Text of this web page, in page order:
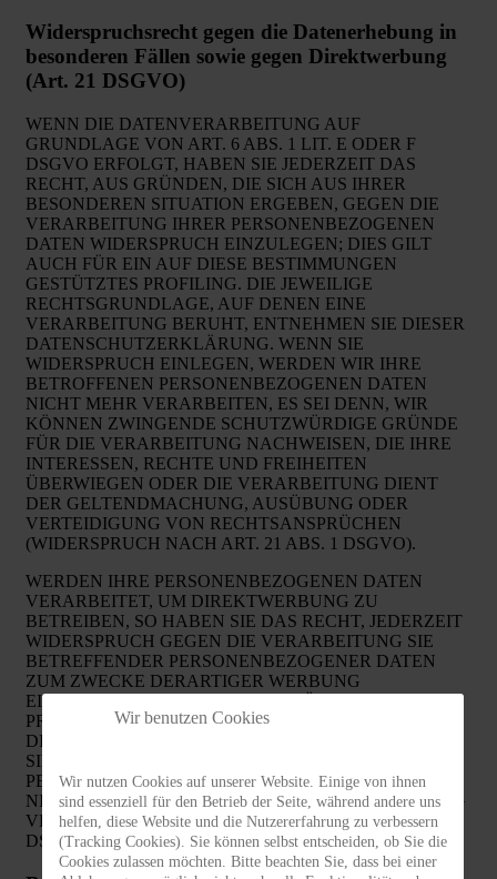
Widerspruchsrecht gegen die Datenerhebung in
besonderen Fällen sowie gegen Direktwerbung
(Art. 21 DSGVO)
WENN DIE DATENVERARBEITUNG AUF
GRUNDLAGE VON ART. 6 ABS. 1 LIT. E ODER F
DSGVO ERFOLGT, HABEN SIE JEDERZEIT DAS
RECHT, AUS GRÜNDEN, DIE SICH AUS IHRER
BESONDEREN SITUATION ERGEBEN, GEGEN DIE
VERARBEITUNG IHRER PERSONENBEZOGENEN
DATEN WIDERSPRUCH EINZULEGEN; DIES GILT
AUCH FÜR EIN AUF DIESE BESTIMMUNGEN
GESTÜTZTES PROFILING. DIE JEWEILIGE
RECHTSGRUNDLAGE, AUF DENEN EINE
VERARBEITUNG BERUHT, ENTNEHMEN SIE DIESER
DATENSCHUTZERKLÄRUNG. WENN SIE
WIDERSPRUCH EINLEGEN, WERDEN WIR IHRE
BETROFFENEN PERSONENBEZOGENEN DATEN
NICHT MEHR VERARBEITEN, ES SEI DENN, WIR
KÖNNEN ZWINGENDE SCHUTZWÜRDIGE GRÜNDE
FÜR DIE VERARBEITUNG NACHWEISEN, DIE IHRE
INTERESSEN, RECHTE UND FREIHEITEN
ÜBERWIEGEN ODER DIE VERARBEITUNG DIENT
DER GELTENDMACHUNG, AUSÜBUNG ODER
VERTEIDIGUNG VON RECHTSANSPRÜCHEN
(WIDERSPRUCH NACH ART. 21 ABS. 1 DSGVO).
WERDEN IHRE PERSONENBEZOGENEN DATEN
VERARBEITET, UM DIREKTWERBUNG ZU
BETREIBEN, SO HABEN SIE DAS RECHT, JEDERZEIT
WIDERSPRUCH GEGEN DIE VERARBEITUNG SIE
BETREFFENDER PERSONENBEZOGENER DATEN
ZUM ZWECKE DERARTIGER WERBUNG
EINZULEGEN; DIES GILT AUCH FÜR DAS
PROFILING, SOWEIT ES MIT SOLCHER
DIREKTWERBUNG IN VERBINDUNG STEHT. WENN
SIE WIDERSPRECHEN, WERDEN IHRE
PERSONENBEZOGENEN DATEN ANSCHLIESSEND
NICHT MEHR ZUM ZWECKE DER DIREKTWERBUNG
VERWENDET (WIDERSPRUCH NACH ART. 21 ABS. 2
DSGVO).
Wir benutzen Cookies
Wir nutzen Cookies auf unserer Website. Einige von ihnen
sind essenziell für den Betrieb der Seite, während andere uns
helfen, diese Website und die Nutzererfahrung zu verbessern
(Tracking Cookies). Sie können selbst entscheiden, ob Sie die
Cookies zulassen möchten. Bitte beachten Sie, dass bei einer